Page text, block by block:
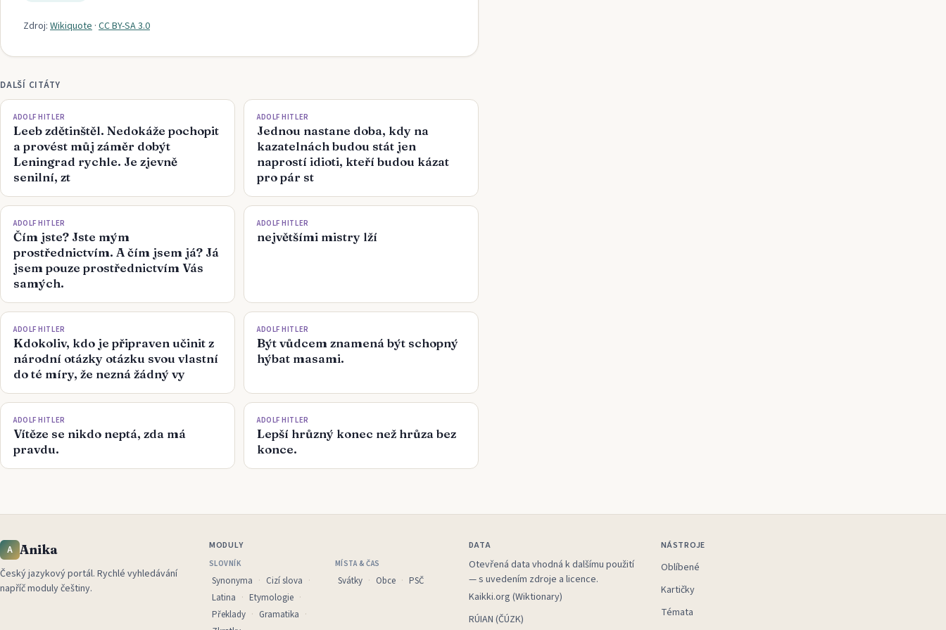
Zdroj: Wikiquote · CC BY-SA 3.0
DALŠÍ CITÁTY
ADOLF HITLER
Leeb zdětinštěl. Nedokáže pochopit
a provést můj záměr dobýt
Leningrad rychle. Je zjevně
senilní, zt
ADOLF HITLER
Jednou nastane doba, kdy na
kazatelnách budou stát jen
naprostí idioti, kteří budou kázat
pro pár st
ADOLF HITLER
Čím jste? Jste mým
prostřednictvím. A čím jsem já? Já
jsem pouze prostřednictvím Vás
samých.
ADOLF HITLER
největšími mistry lží
ADOLF HITLER
Kdokoliv, kdo je připraven učinit z
národní otázky otázku svou vlastní
do té míry, že nezná žádný vy
ADOLF HITLER
Být vůdcem znamená být schopný
hýbat masami.
ADOLF HITLER
Vítěze se nikdo neptá, zda má
pravdu.
ADOLF HITLER
Lepší hrůzný konec než hrůza bez
konce.
A Anika
Český jazykový portál. Rychlé vyhledávání
napříč moduly češtiny.
MODULY
SLOVNÍK
Synonyma
Cizí slova
Latina
Etymologie
Překlady
Gramatika
MÍSTA & ČAS
Svátky Obce PSČ
DATA
Otevřená data vhodná k dalšímu použití
— s uvedením zdroje a licence.
Kaikki.org (Wiktionary)
RÚIAN (ČÚZK)
NÁSTROJE
Oblíbené
Kartičky
Témata